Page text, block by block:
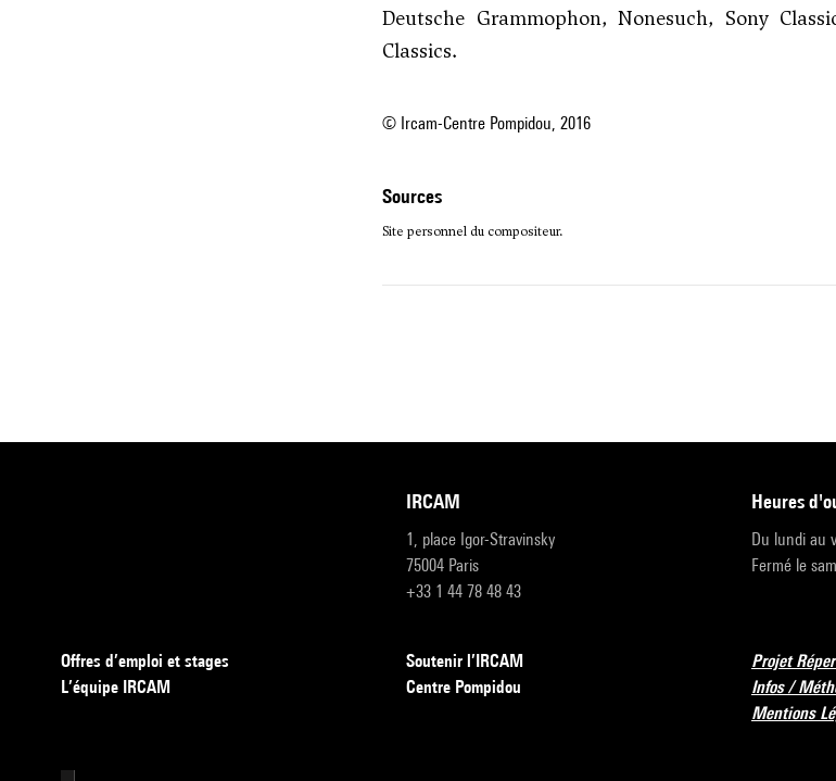
Deutsche Grammophon, Nonesuch, Sony
Classics.
© Ircam-Centre Pompidou, 2016
sources
Site personnel du compositeur.
IRCAM
1, place Igor-Stravinsky
75004 Paris
+33 1 44 78 48 43
heures
Du lundi au
Fermé le
Offres d’emploi et stages
L’équipe IRCAM
Soutenir l’IRCAM
Centre Pompidou
Projet
Infos /
Mentions